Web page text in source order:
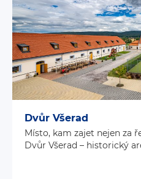
Dvůr Všerad
Místo, kam zajet nejen za
Dvůr Všerad – historický